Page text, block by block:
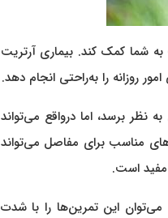
به شما کمک کند. بیماری آرتریت
روزانه را به‌راحتی انجام دهد.
نظر برسد، اما درواقع می‌تواند
مناسب برای مفاصل می‌تواند
مفید است.
می‌توان این تمرین‌ها را با شدت